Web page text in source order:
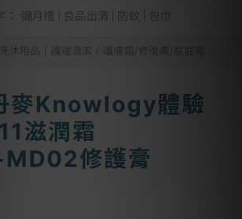
彌月禮 良品出清 防蚊
洗沐用品│護理清潔
麥Knowlogy體驗
滋潤霜
修護膏